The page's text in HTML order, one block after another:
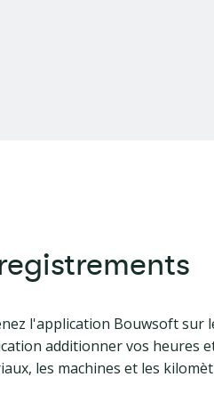
l'application Bouwsoft sur
additionner vos heures
les machines et les